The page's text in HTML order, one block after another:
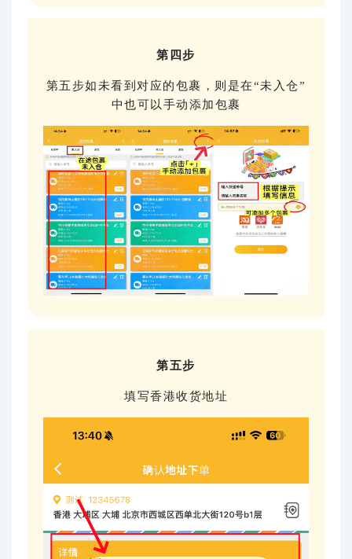
第四步
第五步如未看到对应的包裹，则是在“未入仓”
中也可以手动添加包裹
第五步
填写香港收货地址